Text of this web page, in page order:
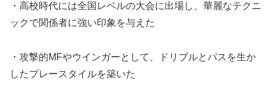
・高校時代には全国レベルの大会に出場し、華麗なテクニ
ックで関係者に強い印象を与えた
・攻撃的MFやウインガーとして、ドリブルとパスを生か
したプレースタイルを築いた